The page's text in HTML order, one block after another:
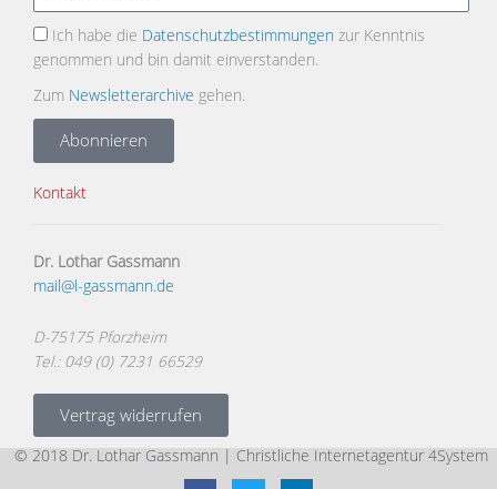
Ich habe die Datenschutzbestimmungen zur Kenntnis
genommen und bin damit einverstanden.
Zum Newsletterarchive gehen.
Abonnieren
Kontakt
Dr. Lothar Gassmann
mail@l-gassmann.de
D-75175 Pforzheim
Tel.: 049 (0) 7231 66529
Vertrag widerrufen
© 2018 Dr. Lothar Gassmann | Christliche Internetagentur 4System